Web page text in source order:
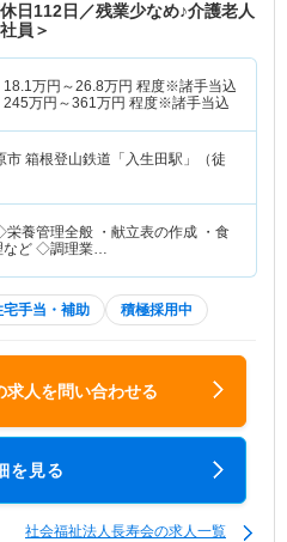
日112日／残業少なめ♪介護老人
員＞
18.1万円～26.8万円 程度※諸手当込
245万円～361万円 程度※諸手当込
市 箱根登山鉄道「入生田駅」（徒
栄養管理全般 ・献立表の作成 ・食
など ◇調理業…
宅手当・補助 積極採用中
求人を問い合わせる
を見る
社会福祉法人長寿会の求人一覧